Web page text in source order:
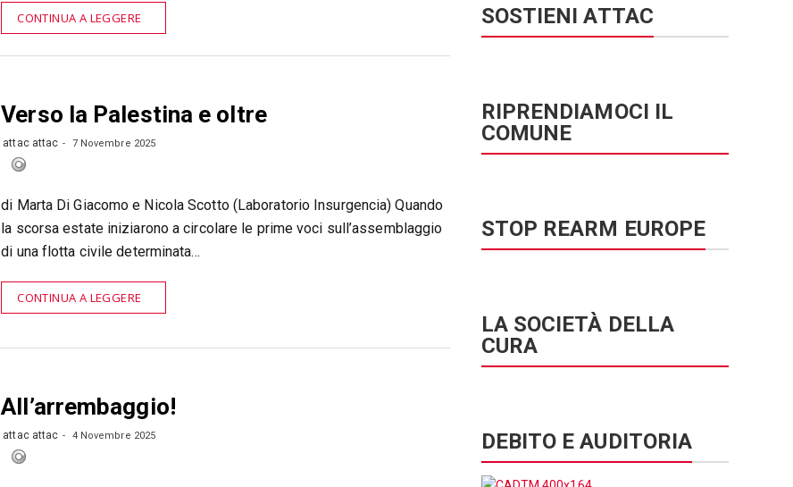
CONTINUA A LEGGERE
Verso la Palestina e oltre
attac attac 7 Novembre 2025
di Marta Di Giacomo e Nicola Scotto (Laboratorio Insurgencia) Quando
la scorsa estate iniziarono a circolare le prime voci sull’assemblaggio
di una flotta civile determinata…
CONTINUA A LEGGERE
All’arrembaggio!
attac attac 4 Novembre 2025
SOSTIENI ATTAC
RIPRENDIAMOCI IL
COMUNE
STOP REARM EUROPE
LA SOCIETÀ DELLA
CURA
DEBITO E AUDITORIA